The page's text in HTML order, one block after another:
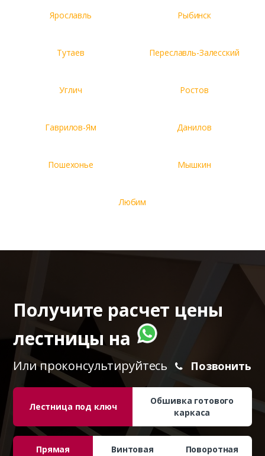
Ярославль Рыбинск
Тутаев Переславль-Залесский
Углич Ростов
Гаврилов-Ям Данилов
Пошехонье Мышкин
Любим
Получите расчет цены
лестницы на
Или проконсультируйтесь Позвонить
Лестница под ключ
Обшивка готового
каркаса
Прямая Винтовая Поворотная